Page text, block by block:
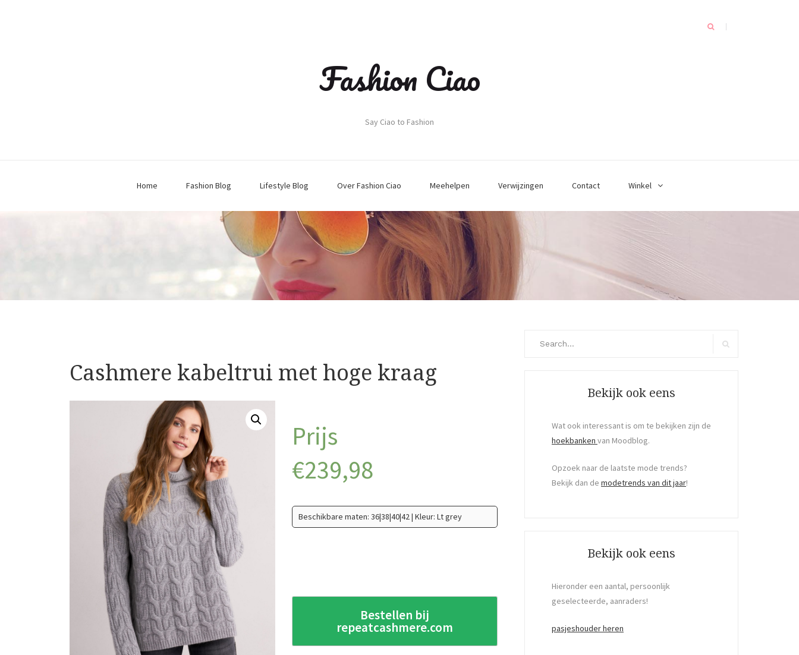
Fashion Ciao
Say Ciao to Fashion
Home Fashion Blog Lifestyle Blog Over Fashion Ciao Meehelpen Verwijzingen Contact Winkel
Cashmere kabeltrui met hoge kraag
€239,98
Beschikbare maten: 36|38|40|42 | Kleur: Lt grey
Bestellen bij
repeatcashmere.com
Bekijk ook eens
Wat ook interessant is om te bekijken zijn de
hoekbanken van Moodblog.
Opzoek naar de laatste mode trends?
Bekijk dan de modetrends van dit jaar!
Bekijk ook eens
Hieronder een aantal, persoonlijk
geselecteerde, aanraders!
pasjeshouder heren